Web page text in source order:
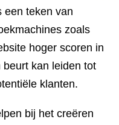
een teken van
zoals
hoger scoren in
kan leiden tot
klanten.
bij het creëren